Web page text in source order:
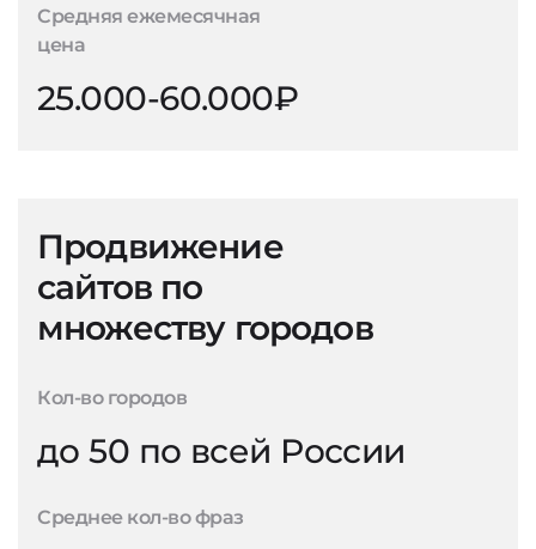
Средняя ежемесячная
цена
25.000-60.000₽
Продвижение
сайтов по
множеству городов
Кол-во городов
до 50 по всей России
Среднее кол-во фраз